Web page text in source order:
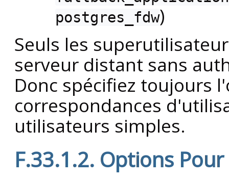
postgres_fdw)
Seuls les
serveur distant sans
Donc spécifiez toujours
correspondances
utilisateurs simples.
F.33.1.2. Options